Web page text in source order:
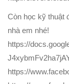
Còn học kỹ thuật
nhà em nhé!
https://
https://